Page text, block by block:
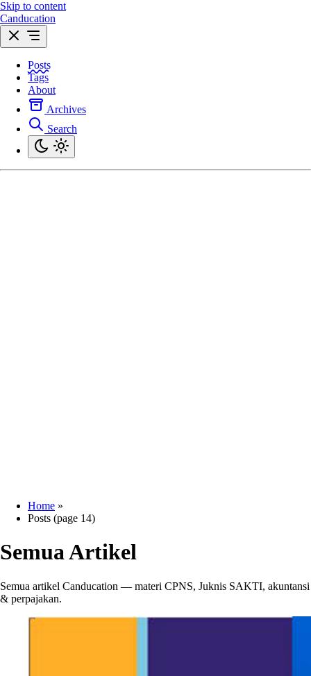
Skip to content
Canducation
Posts
Tags
About
Archives
Search
Home »
Posts (page 14)
Semua Artikel
Semua artikel Canducation — materi CPNS, Juknis SAKTI, akuntansi
& perpajakan.